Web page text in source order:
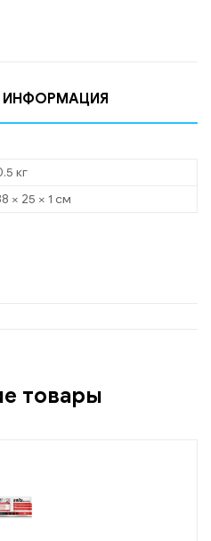
ИНФОРМАЦИЯ
кг
× 25 × 1 см
товары